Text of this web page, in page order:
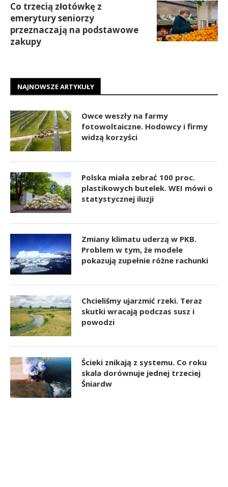
Co trzecią złotówkę z
emerytury seniorzy
przeznaczają na podstawowe
zakupy
NAJNOWSZE ARTYKUŁY
Owce weszły na farmy
fotowoltaiczne. Hodowcy i firmy
widzą korzyści
Polska miała zebrać 100 proc.
plastikowych butelek. WEI mówi o
statystycznej iluzji
Zmiany klimatu uderzą w PKB.
Problem w tym, że modele
pokazują zupełnie różne rachunki
Chcieliśmy ujarzmić rzeki. Teraz
skutki wracają podczas susz i
powodzi
Ścieki znikają z systemu. Co roku
skala dorównuje jednej trzeciej
Śniardw